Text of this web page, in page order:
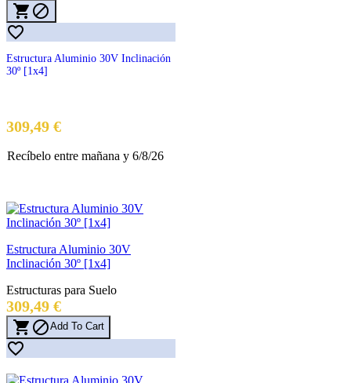
 

Estructura Aluminio 30V Inclinación
30º [1x4]
309,49 €Precio
Recíbelo entre mañana y 6/8/26
Estructura Aluminio 30V
Inclinación 30º [1x4]
Estructuras para Suelo
309,49 €Precio
 Add To Cart
